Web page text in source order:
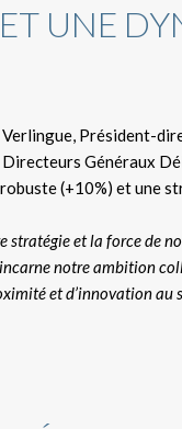
ET UNE
Président-
Généraux
(+10%) et une
et la force de
notre ambition
et d’innovation au